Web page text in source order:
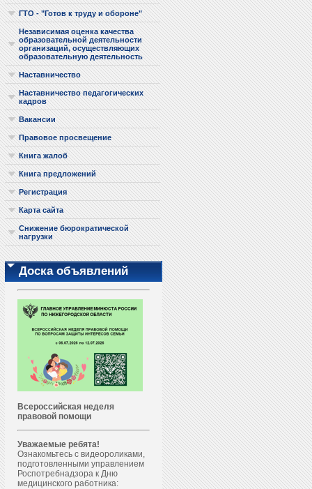
ГТО - "Готов к труду и обороне"
Независимая оценка качества
образовательной деятельности
организаций, осуществляющих
образовательную деятельность
Наставничество
Наставничество педагогических
кадров
Вакансии
Правовое просвещение
Книга жалоб
Книга предложений
Регистрация
Карта сайта
Снижение бюрократической
нагрузки
Доска объявлений
Всероссийская неделя
правовой помощи
Уважаемые ребята!
Ознакомьтесь с видеороликами,
подготовленными управлением
Роспотребнадзора к Дню
медицинского работника: